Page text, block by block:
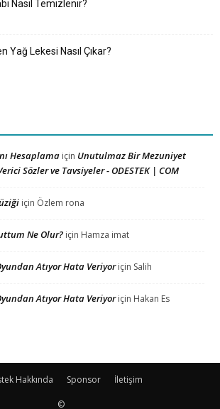
Nasıl Temizlenir?
Yağ Lekesi Nasıl Çıkar?
Hesaplama için Unutulmaz Bir Mezuniyet
Sözler ve Tavsiyeler - ODESTEK | COM
için Özlem rona
Ne Olur? için Hamza imat
Atıyor Hata Veriyoriçin Salih
Atıyor Hata Veriyoriçin Hakan Es
Hakkında Sponsor İletişim
©